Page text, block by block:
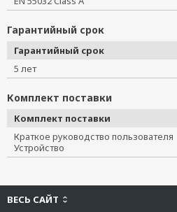
Гарантийный срок
Гарантийный срок
5 лет
Комплект поставки
Комплект поставки
Краткое руководство пользователя
Устройство
ВЕСЬ САЙТ